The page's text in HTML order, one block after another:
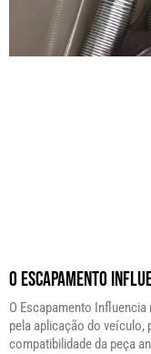
O Escapamento
O Escapamento
pela aplicação do veículo,
compatibilidade da peça